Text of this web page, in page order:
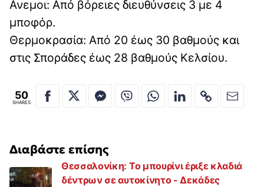
Ανεμοι: Από βόρειες διευθύνσεις 3 με 4
μποφόρ.
Θερμοκρασία: Από 20 έως 30 βαθμούς και
στις Σποράδες έως 28 βαθμούς Κελσίου.
50
SHARES
Διαβάστε επίσης
Θεσσαλονίκη: Το μπουρίνι έριξε κλαδιά
δέντρων σε αυτοκίνητο - Δεκάδες